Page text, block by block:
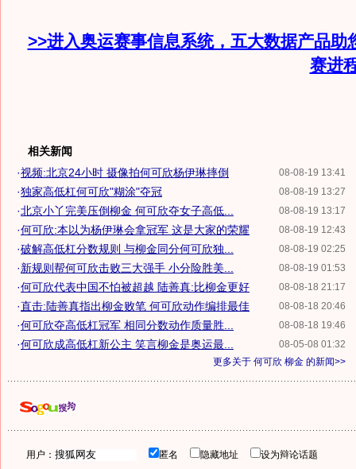
>>进入奥运赛事信息系统，五大数据产品助
赛进
相关新闻
08-08-19 13:41
·视频:北京24小时 摄像拍何可欣杨伊琳摔倒
08-08-19 13:27
·独家高低杠何可欣"糊涂"夺冠
08-08-19 13:17
·北京小丫完美压倒柳金 何可欣夺女子高低...
08-08-19 12:43
·何可欣:本以为杨伊琳会拿冠军 这是大家的荣耀
08-08-19 02:25
·破解高低杠分数规则 与柳金同分何可欣独...
08-08-19 01:53
·新规则帮何可欣击败三大强手 小分险胜美...
08-08-18 21:17
·何可欣代表中国不怕被超越 陆善真:比柳金更好
08-08-18 20:46
·直击:陆善真指出柳金败笔 何可欣动作编排最佳
08-08-18 19:46
·何可欣夺高低杠冠军 相同分数动作质量胜...
08-05-08 01:32
·何可欣成高低杠新公主 笑言柳金是奥运最...
更多关于 何可欣 柳金 的新闻>>
用户： 匿名 隐藏地址
设为辩论话题